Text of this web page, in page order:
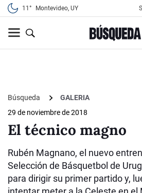
11° Montevideo, UY
Búsqueda
GALERIA
29 de noviembre de 2018
El técnico magno
Rubén Magnano, el nuevo
Selección de Básquetbol de
para dirigir su primer partido y,